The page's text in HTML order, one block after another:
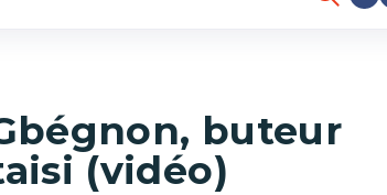
buteur
(vidéo)